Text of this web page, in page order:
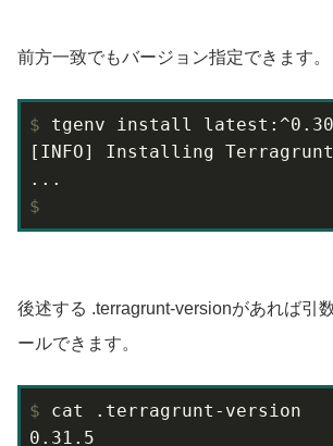
前方一致でもバージョン指定できます。
$ tgenv install latest:^0.30
[INFO] Installing
$
後述する .terragrunt-versionがあれば引
ールできます。
$ cat .terragrunt-version